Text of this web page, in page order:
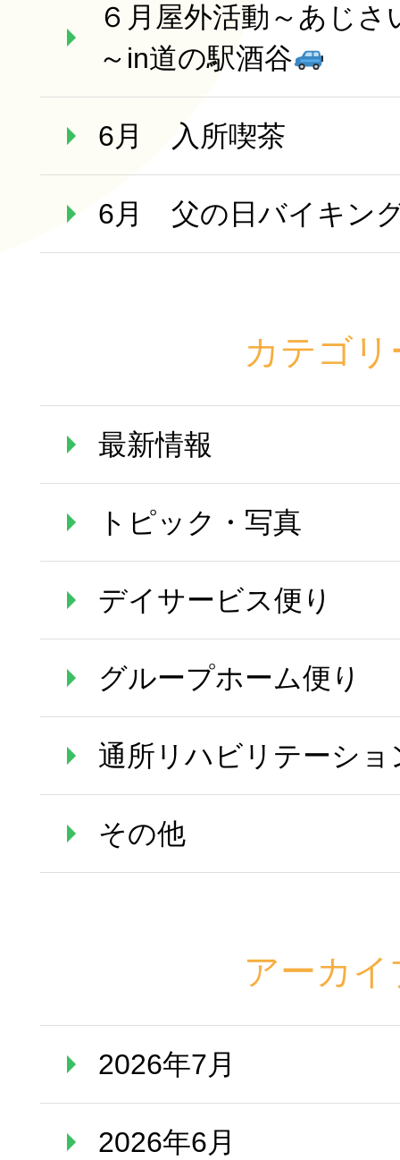
６月屋外活動～あじ
～in道の駅酒谷
6月 入所喫茶
6月 父の日バイキン
カテゴリ
最新情報
トピック・写真
デイサービス便り
グループホーム便り
通所リハビリテーショ
その他
アーカイ
2026年7月
2026年6月